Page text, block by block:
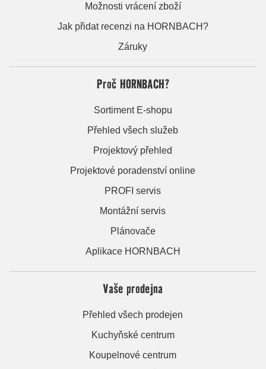
Možnosti vrácení zboží
Jak přidat recenzi na HORNBACH?
Záruky
Proč HORNBACH?
Sortiment E-shopu
Přehled všech služeb
Projektový přehled
Projektové poradenství online
PROFI servis
Montážní servis
Plánovače
Aplikace HORNBACH
Vaše prodejna
Přehled všech prodejen
Kuchyňské centrum
Koupelnové centrum